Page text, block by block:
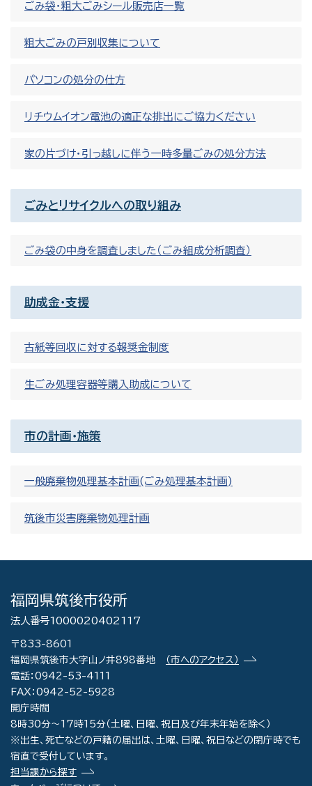
ごみ袋・粗大ごみシール販売店一覧
粗大ごみの戸別収集について
パソコンの処分の仕方
リチウムイオン電池の適正な排出にご協力ください
家の片づけ・引っ越しに伴う一時多量ごみの処分方法
ごみとリサイクルへの取り組み
ごみ袋の中身を調査しました（ごみ組成分析調査）
助成金・支援
古紙等回収に対する報奨金制度
生ごみ処理容器等購入助成について
市の計画・施策
一般廃棄物処理基本計画(ごみ処理基本計画)
筑後市災害廃棄物処理計画
福岡県筑後市役所
法人番号1000020402117
〒833-8601
福岡県筑後市大字山ノ井898番地
（市へのアクセス）
電話：0942-53-4111
FAX：0942-52-5928
開庁時間
8時30分～17時15分（土曜、日曜、祝日及び年末年始を除く）
※出生、死亡などの戸籍の届出は、土曜、日曜、祝日などの閉庁時でも
宿直で受付しています。
担当課から探す